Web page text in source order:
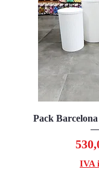
Pack
IVA